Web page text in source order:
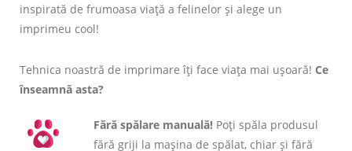
inspirată de frumoasa viață a felinelor și alege un
imprimeu cool!
Tehnica noastră de imprimare îți face viața mai ușoară! Ce
înseamnă asta?
Fără spălare manuală! Poți spăla produsul
fără griji la mașina de spălat, chiar și fără